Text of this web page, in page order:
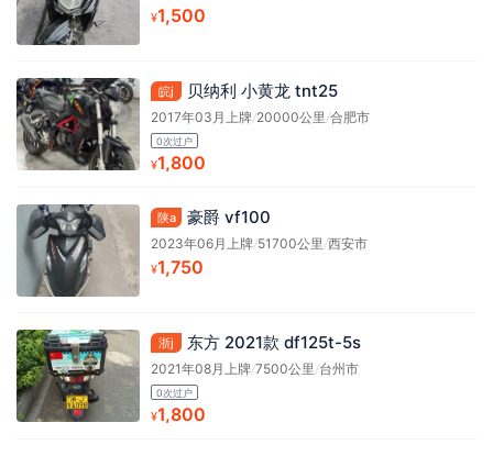
¥1,500
皖j 贝纳利 小黄龙 tnt25
2017年03月上牌/20000公里/合肥市
0次过户
¥1,800
陕a 豪爵 vf100
2023年06月上牌/51700公里/西安市
¥1,750
浙j 东方 2021款 df125t-5s
2021年08月上牌/7500公里/台州市
0次过户
¥1,800